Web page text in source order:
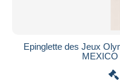
Epinglette des Jeux